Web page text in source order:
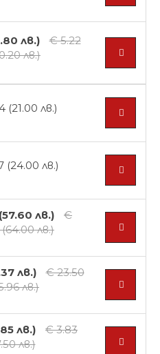
лв.)
€ 5.22
лв.)
(21.00 лв.)
(24.00 лв.)
лв.)
€
лв.)
лв.)
€ 23.50
лв.)
лв.)
€ 3.83
лв.)